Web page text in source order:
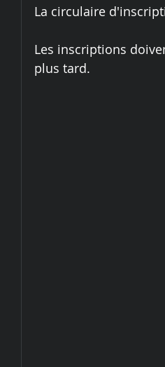
La circulaire
Les inscriptions
plus tard.